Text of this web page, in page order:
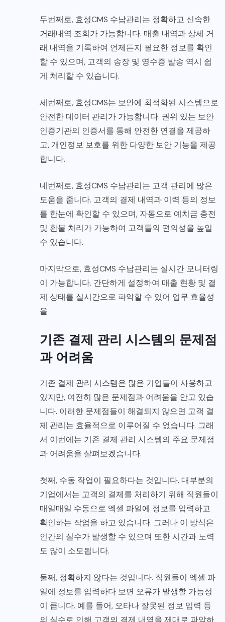
두번째로, 효성CMS 수납관리는 정확하고 신속한
거래내역 조회가 가능합니다. 매출 내역과 상세 거
래 내역을 기록하여 언제든지 필요한 정보를 확인
할 수 있으며, 고객의 송장 및 영수증 발송 역시 쉽
게 처리할 수 있습니다.
세번째로, 효성CMS는 보안에 최적화된 시스템으로
안전한 데이터 관리가 가능합니다. 권위 있는 보안
인증기관의 인증서를 통해 안전한 연결을 제공하
고, 개인정보 보호를 위한 다양한 보안 기능을 제공
합니다.
네번째로, 효성CMS 수납관리는 고객 관리에 많은
도움을 줍니다. 고객의 결제 내역과 이력 등의 정보
를 한눈에 확인할 수 있으며, 자동으로 예치금 충전
및 환불 처리가 가능하여 고객들의 편의성을 높일
수 있습니다.
마지막으로, 효성CMS 수납관리는 실시간 모니터링
이 가능합니다. 간단하게 설정하여 매출 현황 및 결
제 상태를 실시간으로 파악할 수 있어 업무 효율성
을
기존 결제 관리 시스템의 문제점
과 어려움
기존 결제 관리 시스템은 많은 기업들이 사용하고
있지만, 여전히 많은 문제점과 어려움을 안고 있습
니다. 이러한 문제점들이 해결되지 않으면 고객 결
제 관리는 효율적으로 이루어질 수 없습니다. 그래
서 이번에는 기존 결제 관리 시스템의 주요 문제점
과 어려움을 살펴보겠습니다.
첫째, 수동 작업이 필요하다는 것입니다. 대부분의
기업에서는 고객의 결제를 처리하기 위해 직원들이
매일매일 수동으로 엑셀 파일에 정보를 입력하고
확인하는 작업을 하고 있습니다. 그러나 이 방식은
인간의 실수가 발생할 수 있으며 또한 시간과 노력
도 많이 소모됩니다.
둘째, 정확하지 않다는 것입니다. 직원들이 엑셀 파
일에 정보를 입력하다 보면 오류가 발생할 가능성
이 큽니다. 예를 들어, 오타나 잘못된 정보 입력 등
의 실수로 인해 고객의 결제 내역을 제대로 파악하